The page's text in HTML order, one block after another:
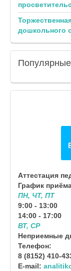
дошкольного
Популярные
Аттестация
График
ПН, ЧТ, ПТ
9:00 - 13:00
14:00 - 17:00
ВТ, СР
Неприемные
Телефон:
8 (8152) 410-
E-mail: